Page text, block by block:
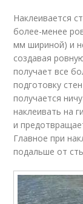
Наклеивается
более-менее
мм шириной) и
создавая
получает все
подготовку
получается
наклеивать на
и
Главное при
подальше от